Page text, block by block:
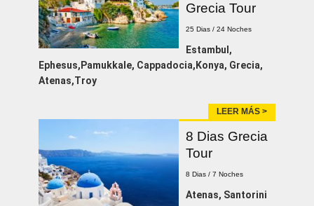
Grecia Tour
25 Dias / 24 Noches
Estambul,
Ephesus,Pamukkale, Cappadocia,Konya, Grecia,
Atenas,Troy
LEER MÁS >
8 Dias Grecia
Tour
8 Dias / 7 Noches
Atenas, Santorini